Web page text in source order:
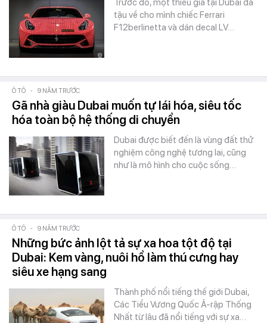
Trước đó, một thiếu gia tại Dubai đã
tậu về cho mình chiếc Ferrari
F12berlinetta và dán decal LV…
Ô TÔ - 9 NĂM TRƯỚC
Gã nhà giàu Dubai muốn tự lái hóa, siêu tốc
hóa toàn bộ hệ thống di chuyển
Dubai được biết đến là vùng đất thử
nghiệm công nghệ tương lai, cũng
như là mô hình cho cuộc sống…
Ô TÔ - 9 NĂM TRƯỚC
Những bức ảnh lột tả sự xa hoa tột độ tại
Dubai: Kem vàng, nuôi hổ làm thú cưng hay
siêu xe hạng sang
Thành phố nổi tiếng thế giới Dubai,
Các Tiểu Vương Quốc Ả-rập Thống
Nhất từ lâu đã nổi tiếng với sự xa…